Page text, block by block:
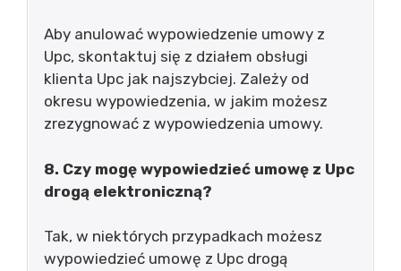
Aby anulować wypowiedzenie umowy z
Upc, skontaktuj się z działem obsługi
klienta Upc jak najszybciej. Zależy od
okresu wypowiedzenia, w jakim możesz
zrezygnować z wypowiedzenia umowy.
8. Czy mogę wypowiedzieć umowę z Upc
drogą elektroniczną?
Tak, w niektórych przypadkach możesz
wypowiedzieć umowę z Upc drogą